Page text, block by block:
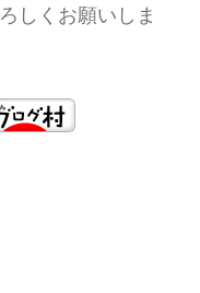
しくお願いしま